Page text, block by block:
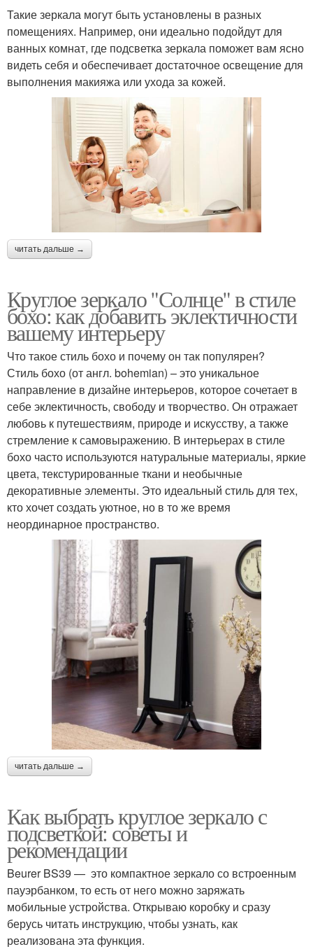
Такие зеркала могут быть установлены в разных
помещениях. Например, они идеально подойдут для
ванных комнат, где подсветка зеркала поможет вам ясно
видеть себя и обеспечивает достаточное освещение для
выполнения макияжа или ухода за кожей.
читать дальше →
Круглое зеркало "Солнце" в стиле
бохо: как добавить эклектичности
вашему интерьеру
Что такое стиль бохо и почему он так популярен?
Стиль бохо (от англ. bohemian) – это уникальное
направление в дизайне интерьеров, которое сочетает в
себе эклектичность, свободу и творчество. Он отражает
любовь к путешествиям, природе и искусству, а также
стремление к самовыражению. В интерьерах в стиле
бохо часто используются натуральные материалы, яркие
цвета, текстурированные ткани и необычные
декоративные элементы. Это идеальный стиль для тех,
кто хочет создать уютное, но в то же время
неординарное пространство.
читать дальше →
Как выбрать круглое зеркало с
подсветкой: советы и
рекомендации
Beurer BS39 — это компактное зеркало со встроенным
пауэрбанком, то есть от него можно заряжать
мобильные устройства. Открываю коробку и сразу
берусь читать инструкцию, чтобы узнать, как
реализована эта функция.